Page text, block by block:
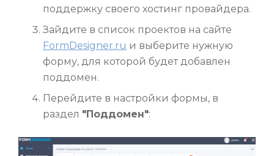
поддержку своего хостинг провайдера.
Зайдите в список проектов на сайте
FormDesigner.ru и выберите нужную
форму, для которой будет добавлен
поддомен.
Перейдите в настройки формы, в
раздел "Поддомен":